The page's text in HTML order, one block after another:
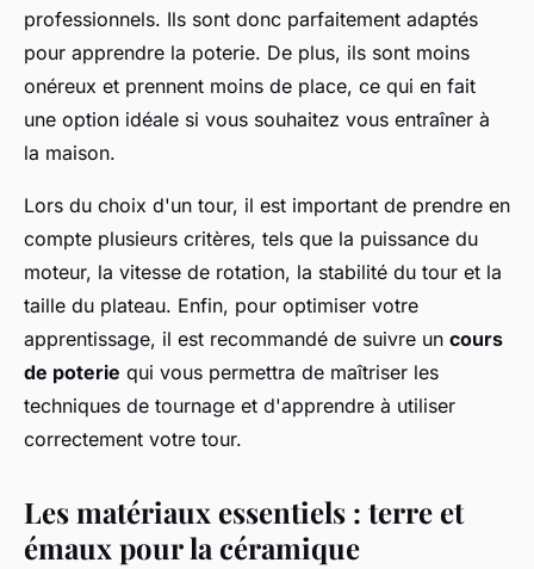
professionnels. Ils sont donc parfaitement adaptés
pour apprendre la poterie. De plus, ils sont moins
onéreux et prennent moins de place, ce qui en fait
une option idéale si vous souhaitez vous entraîner à
la maison.
Lors du choix d'un tour, il est important de prendre en
compte plusieurs critères, tels que la puissance du
moteur, la vitesse de rotation, la stabilité du tour et la
taille du plateau. Enfin, pour optimiser votre
apprentissage, il est recommandé de suivre un cours
de poterie qui vous permettra de maîtriser les
techniques de tournage et d'apprendre à utiliser
correctement votre tour.
Les matériaux essentiels : terre et
émaux pour la céramique